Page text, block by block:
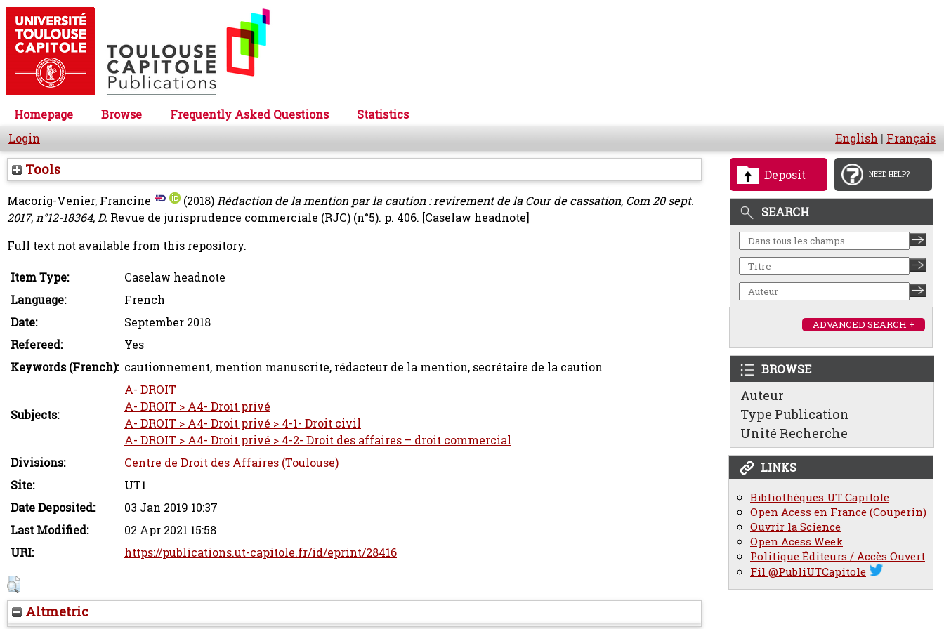
Homepage Browse Frequently Asked Questions
Statistics
Login
English | Français
Deposit NEED HELP?
SEARCH
ADVANCED SEARCH +
BROWSE
Auteur
Type Publication
Unité Recherche
LINKS
Bibliothèques UT Capitole
Open Acess en France (Couperin)
Ouvrir la Science
Open Acess Week
Politique Éditeurs / Accès Ouvert
Fil @PubliUTCapitole
Tools
Macorig-Venier, Francine (2018)Rédaction de la mention par la caution : revirement de la Cour de cassation, Com 20 sept.
2017, n°12-18364, D. Revue de jurisprudence commerciale (RJC) (n°5). p. 406. [Caselaw headnote]
Full text not available from this repository.
Item Type:
Caselaw headnote
Language:
French
Date:
September 2018
Refereed:
Yes
Keywords (French): cautionnement, mention manuscrite, rédacteur de la mention, secrétaire de la caution
Subjects:
A- DROIT
A- DROIT > A4- Droit privé
A- DROIT > A4- Droit privé > 4-1- Droit civil
A- DROIT > A4- Droit privé > 4-2- Droit des affaires – droit commercial
Divisions:
Centre de Droit des Affaires (Toulouse)
Site:
UT1
Date Deposited:
03 Jan 2019 10:37
Last Modified:
02 Apr 2021 15:58
URI:
https://publications.ut-capitole.fr/id/eprint/28416
Altmetric